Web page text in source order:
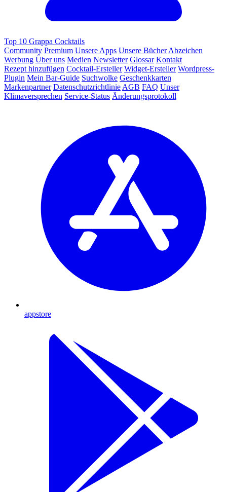
Top 10 Grappa Cocktails
Community Premium Unsere Apps Unsere Bücher Abzeichen
Werbung Über uns Medien Newsletter Glossar Kontakt
Rezept hinzufügen Cocktail-Ersteller Widget-Ersteller Wordpress-
Plugin Mein Bar-Guide Suchwolke Geschenkkarten
Markenpartner Datenschutzrichtlinie AGB FAQ Unser
Klimaversprechen Service-Status Änderungsprotokoll
appstore